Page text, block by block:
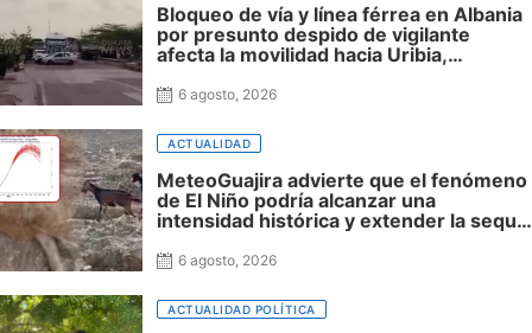
Bloqueo de vía y línea férrea en Albania
por presunto despido de vigilante
afecta la movilidad hacia Uribia,
6 agosto, 2026
ACTUALIDAD
MeteoGuajira advierte que el fenómeno
de El Niño podría alcanzar una
intensidad histórica y extender la sequía
6 agosto, 2026
ACTUALIDAD POLÍTICA